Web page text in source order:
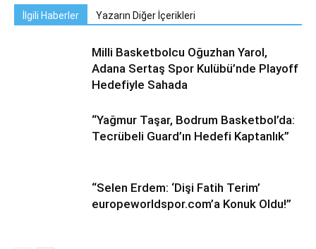
İlgili Haberler Yazarın Diğer İçerikleri
Milli Basketbolcu Oğuzhan Yarol,
Adana Sertaş Spor Kulübü’nde Playoff
Hedefiyle Sahada
“Yağmur Taşar, Bodrum Basketbol’da:
Tecrübeli Guard’ın Hedefi Kaptanlık”
“Selen Erdem: ‘Dişi Fatih Terim’
europeworldspor.com’a Konuk Oldu!”